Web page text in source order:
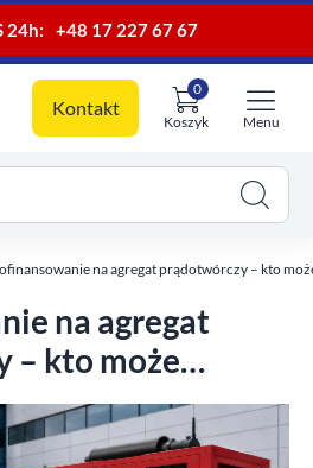
24h: +48 17 227 67 67
Kontakt
Koszyk
0
Menu
na agregat prądotwórczy – kto
na agregat
– kto może
i jak